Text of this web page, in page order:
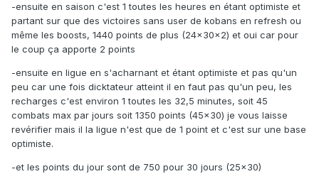
-ensuite en saison c'est 1 toutes les heures en étant optimiste et
partant sur que des victoires sans user de kobans en refresh ou
même les boosts, 1440 points de plus (24x30x2) et oui car pour
le coup ça apporte 2 points
-ensuite en ligue en s'acharnant et étant optimiste et pas qu'un
peu car une fois dicktateur atteint il en faut pas qu'un peu, les
recharges c'est environ 1 toutes les 32,5 minutes, soit 45
combats max par jours soit 1350 points (45x30) je vous laisse
revérifier mais il la ligue n'est que de 1 point et c'est sur une base
optimiste.
-et les points du jour sont de 750 pour 30 jours (25x30)